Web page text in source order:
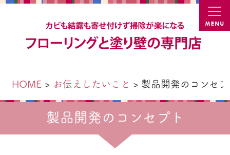
カビ結
HOME お伝えしたいこと 製品開発のコンセ
製品開発のコンセプト